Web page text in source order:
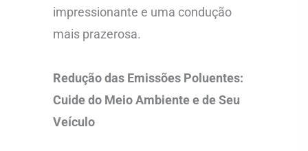
impressionante e uma condução
mais prazerosa.
Redução das Emissões Poluentes:
Cuide do Meio Ambiente e de Seu
Veículo